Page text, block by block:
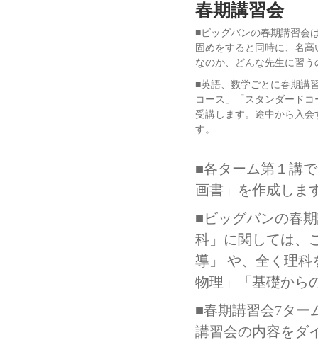
春期講習会
■ビッグバンの春期講習会
固めをすると同時に、名
なのか、どんな先生に習
■英語、数学ごとに春期講
コース」「スタンダード
受講します。途中から入
す。
■各ターム第１講
画書」を作成しま
■ビッグバンの春
科」に関しては、
導」 や、全く理科
物理」「基礎から
■春期講習会7ター
講習会の内容をダ